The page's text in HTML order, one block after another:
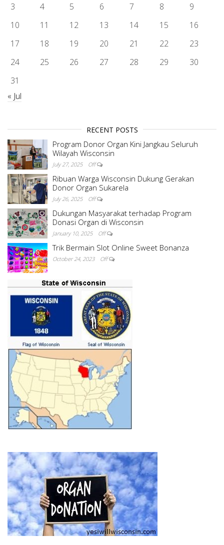
3
4 5 6 7 8
9
10
11 12 13 14 15
16
17
18 19 20 21 22
23
24
25 26 27 28 29
30
31
« Jul
RECENT POSTS
Program Donor Organ Kini Jangkau Seluruh
Wilayah Wisconsin
July 27, 2025 Off
Ribuan Warga Wisconsin Dukung Gerakan
Donor Organ Sukarela
July 26, 2025 Off
Dukungan Masyarakat terhadap Program
Donasi Organ di Wisconsin
January 10, 2025 Off
Trik Bermain Slot Online Sweet Bonanza
October 24, 2023 Off